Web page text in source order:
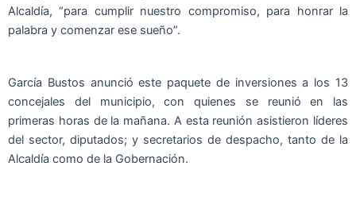
Alcaldía, “para cumplir nuestro compromiso, para honrar la
palabra y comenzar ese sueño”.
García Bustos anunció este paquete de inversiones a los 13
concejales del municipio, con quienes se reunió en las
primeras horas de la mañana. A esta reunión asistieron líderes
del sector, diputados; y secretarios de despacho, tanto de la
Alcaldía como de la Gobernación.